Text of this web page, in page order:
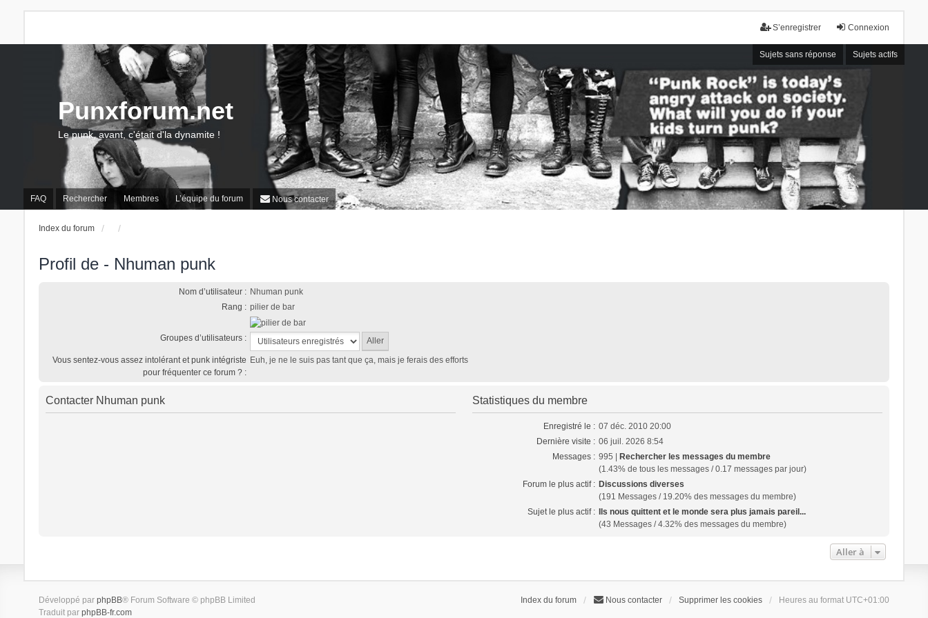
Connexion
S’enregistrer
Sujets sans réponse Sujets actifs
FAQ Rechercher Membres L’équipe du forum Nous contacter
Punxforum.net
Le punk, avant, c'était d'la dynamite !
Index du forum
Profil de - Nhuman punk
Nom d’utilisateur : Nhuman punk
Rang : pilier de bar
Groupes d’utilisateurs :
Vous sentez-vous assez intolérant et punk intégriste
pour fréquenter ce forum ? :
Euh, je ne le suis pas tant que ça, mais je ferais des efforts
Contacter Nhuman punk Statistiques du membre
Enregistré le : 07 déc. 2010 20:00
Dernière visite : 06 juil. 2026 8:54
Messages : 995 |Rechercher les messages du membre
(1.43% de tous les messages / 0.17 messages par jour)
Forum le plus actif : Discussions diverses
(191 Messages / 19.20% des messages du membre)
Sujet le plus actif : Ils nous quittent et le monde sera plus jamais pareil...
(43 Messages / 4.32% des messages du membre)
Aller à
Index du forum Nous contacter Supprimer les cookies Heures au format UTC+01:00
Développé par phpBB® Forum Software © phpBB Limited
Traduit par phpBB-fr.com